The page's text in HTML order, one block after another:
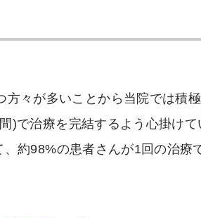
々が多いことから当院では積
)で治療を完結するよう心掛けて
約98%の患者さんが1回の治療